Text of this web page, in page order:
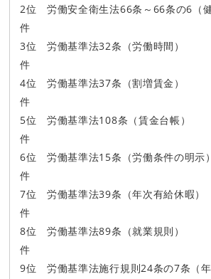
2位 労働安全衛生法66条～66条の6（
件
3位 労働基準法32条（労働
件
4位 労働基準法37条（割増
件
5位 労働基準法108条（賃金
件
6位 労働基準法15条（労働条件
件
7位 労働基準法39条（年次有
件
8位 労働基準法89条（就業
件
9位 労働基準法施行規則24条の7条（